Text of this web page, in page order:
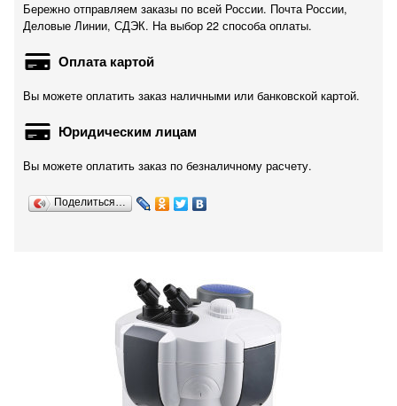
Бережно отправляем заказы по всей России. Почта России,
Деловые Линии, СДЭК. На выбор 22 способа оплаты.
Оплата картой
Вы можете оплатить заказ наличными или банковской картой.
Юридическим лицам
Вы можете оплатить заказ по безналичному расчету.
Поделиться…